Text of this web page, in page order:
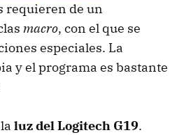
requieren de un
macro, con el que se
especiales. La
y el programa es bastante
luz del Logitech G19.